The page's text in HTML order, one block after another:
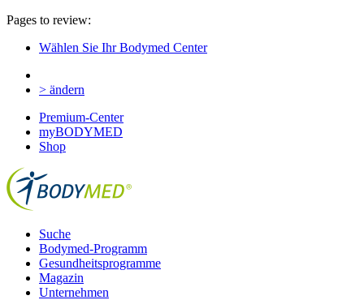
Pages to review:
Wählen Sie Ihr Bodymed Center
> ändern
Premium-Center
myBODYMED
Shop
Suche
Bodymed-Programm
Gesundheitsprogramme
Magazin
Unternehmen